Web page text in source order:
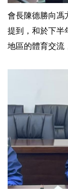
會長陳德勝向馮
提到，和於下半
地區的體育交流